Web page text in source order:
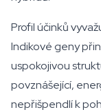
Profil účinků
Indikové geny
uspokojivou
povznášející,
nepřišpendlí k